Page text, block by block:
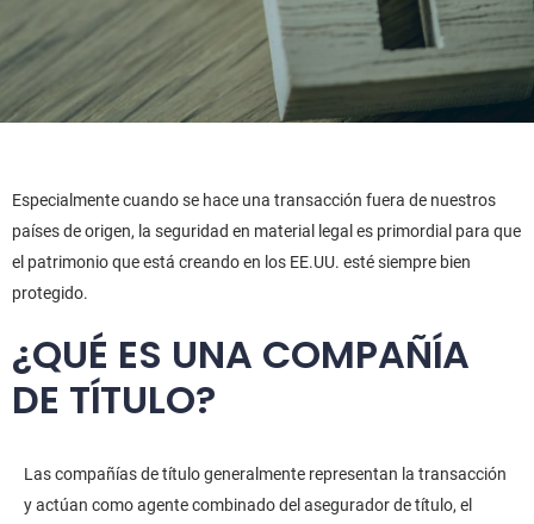
Especialmente cuando se hace una transacción fuera de nuestros
países de origen, la seguridad en material legal es primordial para que
el patrimonio que está creando en los EE.UU. esté siempre bien
protegido.
¿QUÉ ES UNA COMPAÑÍA
DE TÍTULO?
Las compañías de título generalmente representan la transacción
y actúan como agente combinado del asegurador de título, el